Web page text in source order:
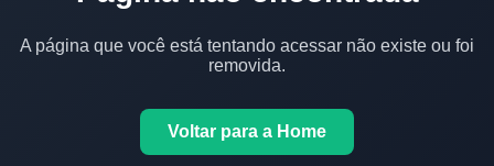
A página que você está tentando acessar não existe ou foi
removida.
Voltar para a Home